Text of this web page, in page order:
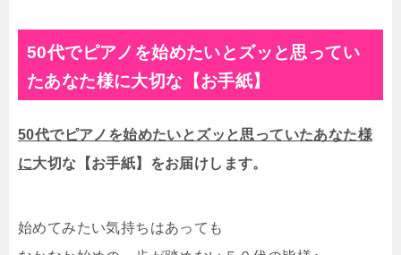
50代でピアノを始めたいとズッと思ってい
たあなた様に大切な【お手紙】
50代でピアノを始めたいとズッと思っていたあなた様
に大切な【お手紙】をお届けします。
始めてみたい気持ちはあっても